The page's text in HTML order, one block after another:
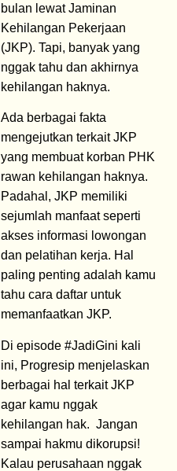
bulan lewat Jaminan
Kehilangan Pekerjaan
(JKP). Tapi, banyak yang
nggak tahu dan akhirnya
kehilangan haknya.
Ada berbagai fakta
mengejutkan terkait JKP
yang membuat korban PHK
rawan kehilangan haknya.
Padahal, JKP memiliki
sejumlah manfaat seperti
akses informasi lowongan
dan pelatihan kerja. Hal
paling penting adalah kamu
tahu cara daftar untuk
memanfaatkan JKP.
Di episode #JadiGini kali
ini, Progresip menjelaskan
berbagai hal terkait JKP
agar kamu nggak
kehilangan hak. Jangan
sampai hakmu dikorupsi!
Kalau perusahaan nggak